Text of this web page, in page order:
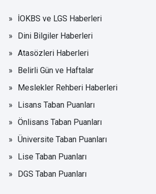
İOKBS ve LGS Haberleri
Dini Bilgiler Haberleri
Atasözleri Haberleri
Belirli Gün ve Haftalar
Meslekler Rehberi Haberleri
Lisans Taban Puanları
Önlisans Taban Puanları
Üniversite Taban Puanları
Lise Taban Puanları
DGS Taban Puanları